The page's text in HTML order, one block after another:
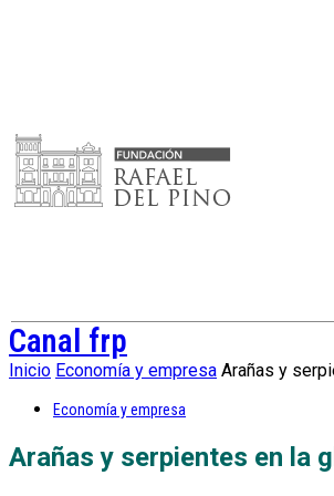
Canal frp
Inicio Economía y empresa Arañas y
Economía y empresa
Arañas y serpientes en la